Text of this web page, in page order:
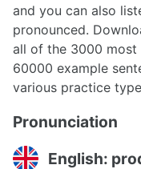
and you can also
pronounced.
all of the 3000 most
60000 example
various practice
Pronunciation
English: